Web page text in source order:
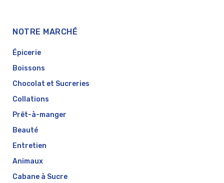
NOTRE MARCHÉ
Épicerie
Boissons
Chocolat et Sucreries
Collations
Prêt-à-manger
Beauté
Entretien
Animaux
Cabane à Sucre